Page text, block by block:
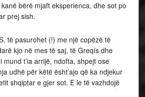
bërë mjaft eksperienca, dhe sot po
prej sish.
të pasurohet (!) me një copëzë të
kjo në mes të saj, të Greqís dhe
mund t’ia arrijë, ndofta, shpejt ose
udhë për këtë ësht’ajo që ka ndjekur
shqiptar e gjer sot. E le të vazhdojë